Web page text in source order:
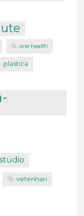
one health
plastica
studio
veterinari